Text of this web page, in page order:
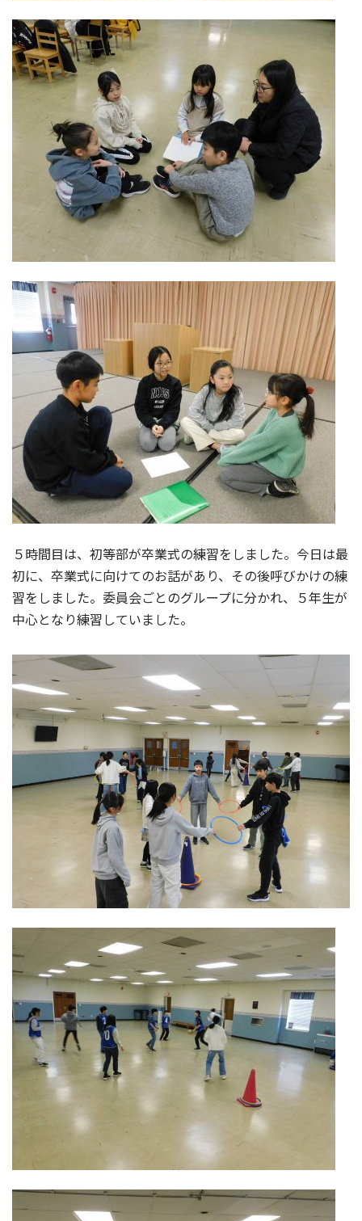
５時間目は、初等部が卒業式の練習をしました。今日は最
初に、卒業式に向けてのお話があり、その後呼びかけの練
習をしました。委員会ごとのグループに分かれ、５年生が
中心となり練習していました。